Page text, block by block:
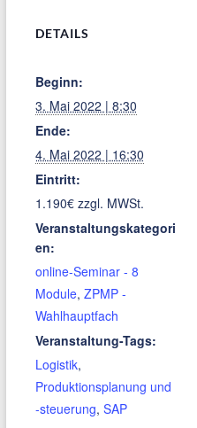
DETAILS
Beginn:
3. Mai 2022 | 8:30
Ende:
4. Mai 2022 | 16:30
Eintritt:
1.190€ zzgl. MWSt.
Veranstaltungskategori
en:
online-Seminar - 8
Module, ZPMP -
Wahlhauptfach
Veranstaltung-Tags:
Logistik,
Produktionsplanung und
-steuerung, SAP